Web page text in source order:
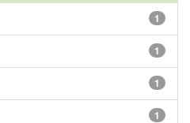
1
1
1
1